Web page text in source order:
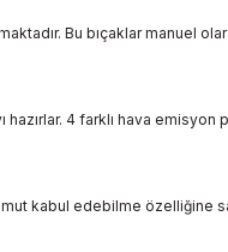
Bu bıçaklar manuel
4 farklı hava
edebilme özelliğine